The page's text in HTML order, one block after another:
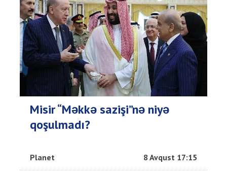
Misir “Məkkə sazişi”nə niyə
qoşulmadı?
Planet 8 Avqust 17:15